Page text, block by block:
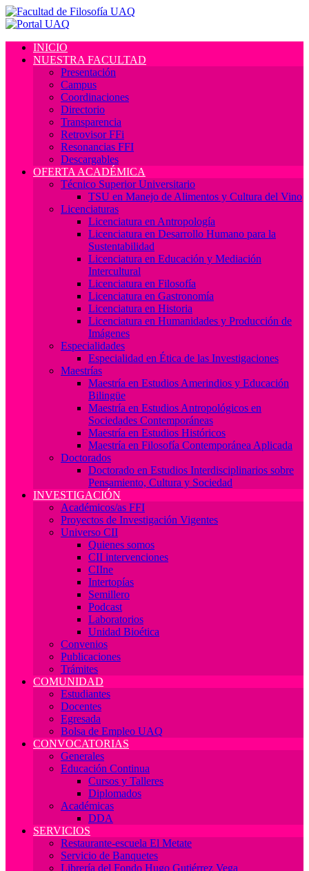
INICIO
NUESTRA FACULTAD
Presentación
Campus
Coordinaciones
Directorio
Transparencia
Retrovisor FFi
Resonancias FFI
Descargables
OFERTA ACADÉMICA
Técnico Superior Universitario
TSU en Manejo de Alimentos y Cultura del Vino
Licenciaturas
Licenciatura en Antropología
Licenciatura en Desarrollo Humano para la
Sustentabilidad
Licenciatura en Educación y Mediación
Intercultural
Licenciatura en Filosofía
Licenciatura en Gastronomía
Licenciatura en Historia
Licenciatura en Humanidades y Producción de
Imágenes
Especialidades
Especialidad en Ética de las Investigaciones
Maestrías
Maestría en Estudios Amerindios y Educación
Bilingüe
Maestría en Estudios Antropológicos en
Sociedades Contemporáneas
Maestría en Estudios Históricos
Maestría en Filosofía Contemporánea Aplicada
Doctorados
Doctorado en Estudios Interdisciplinarios sobre
Pensamiento, Cultura y Sociedad
INVESTIGACIÓN
Académicos/as FFI
Proyectos de Investigación Vigentes
Universo CII
Quienes somos
CII intervenciones
CIIne
Intertopías
Semillero
Podcast
Laboratorios
Unidad Bioética
Convenios
Publicaciones
Trámites
COMUNIDAD
Estudiantes
Docentes
Egresada
Bolsa de Empleo UAQ
CONVOCATORIAS
Generales
Educación Continua
Cursos y Talleres
Diplomados
Académicas
DDA
SERVICIOS
Restaurante-escuela El Metate
Servicio de Banquetes
Librería del Fondo Hugo Gutiérrez Vega